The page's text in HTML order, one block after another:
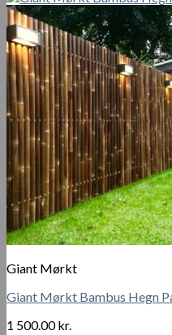
Giant Mørkt
Giant Mørkt Bambus Hegn
1 500.00kr.